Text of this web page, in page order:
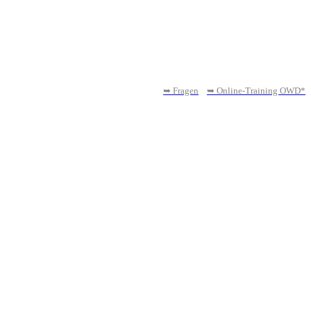
➥ Fragen ➥ Online-Training OWD*